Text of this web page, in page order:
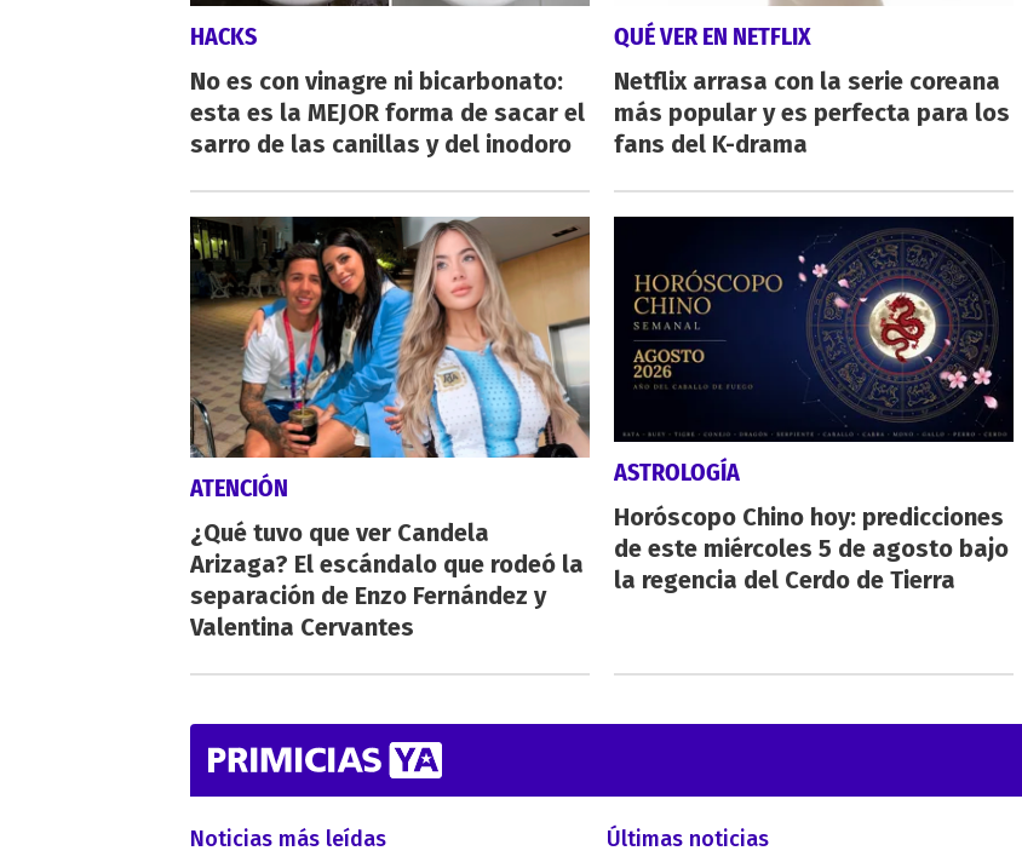
HACKS
No es con vinagre ni bicarbonato:
esta es la MEJOR forma de sacar el
sarro de las canillas y del inodoro
QUÉ VER EN NETFLIX
Netflix arrasa con la serie coreana
más popular y es perfecta para los
fans del K-drama
ATENCIÓN
¿Qué tuvo que ver Candela
Arizaga? El escándalo que rodeó la
separación de Enzo Fernández y
Valentina Cervantes
ASTROLOGÍA
Horóscopo Chino hoy: predicciones
de este miércoles 5 de agosto bajo
la regencia del Cerdo de Tierra
Noticias más leídas Últimas noticias